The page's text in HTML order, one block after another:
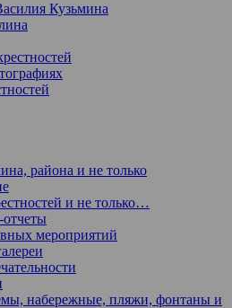
Кузьмина
района и не только
и не только…
мероприятий
набережные, пляжи, фонтаны и